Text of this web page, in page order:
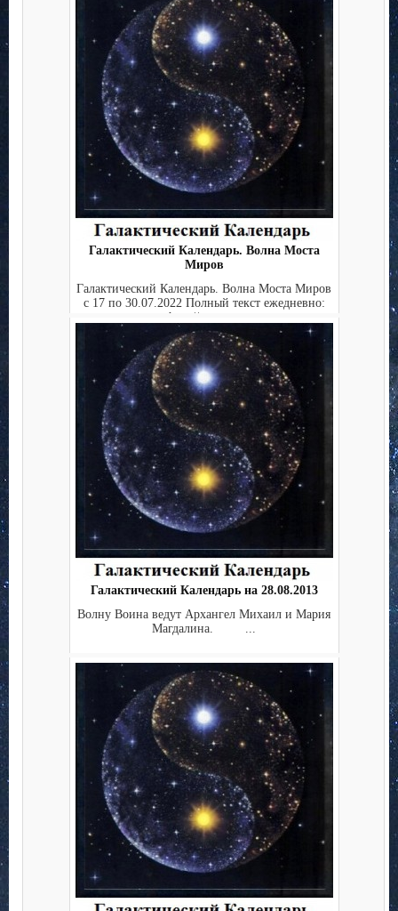
Галактический Календарь. Волна Моста
Миров
Галактический Календарь. Волна Моста Миров
с 17 по 30.07.2022 Полный текст ежедневно:
http://starga...
Галактический Календарь на 28.08.2013
Волну Воина ведут Архангел Михаил и Мария
Магдалина. ...